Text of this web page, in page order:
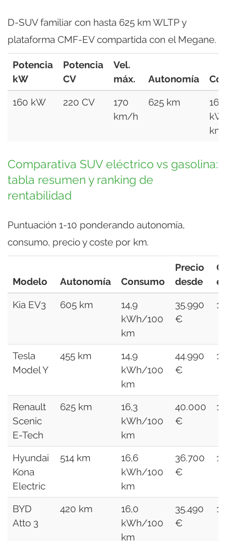
D-SUV familiar con hasta 625 km WLTP y
plataforma CMF-EV compartida con el Megane.
Potencia
kW
Potencia
CV
Vel.
máx.
Autonomía
160 kW 220 CV
170
km/h
625 km
16,3
km
Comparativa SUV eléctrico vs gasolina:
tabla resumen y ranking de
rentabilidad
Puntuación 1-10 ponderando autonomía,
consumo, precio y coste por km.
Modelo Autonomía Consumo
Precio
desde
Kia EV3 605 km
14,9
kWh/100
km
35.990
€
Tesla
Model Y
455 km
14,9
kWh/100
km
44.990
€
Renault
Scenic
E-Tech
625 km
16,3
kWh/100
km
40.000
€
Hyundai
Kona
Electric
514 km
16,6
kWh/100
km
36.700
€
BYD
Atto 3
420 km
16,0
kWh/100
km
35.490
€